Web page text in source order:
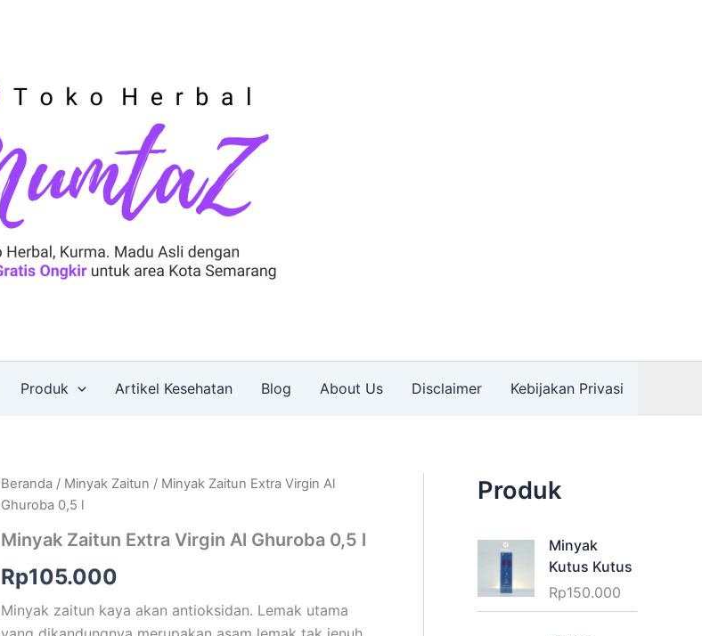
Produk Artikel Kesehatan Blog About Us Disclaimer Kebijakan Privasi
Beranda / Minyak Zaitun / Minyak Zaitun Extra Virgin Al
Ghuroba 0,5 l
Minyak Zaitun Extra Virgin Al Ghuroba 0,5 l
Rp105.000
Minyak zaitun kaya akan antioksidan. Lemak utama
Produk
Minyak
Kutus Kutus
Rp150.000